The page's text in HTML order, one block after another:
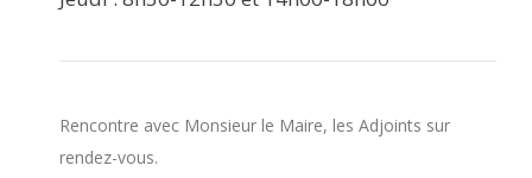
Rencontre avec Monsieur le Maire, les Adjoints sur
rendez-vous.